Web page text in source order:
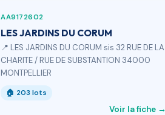
AA9172602
LES JARDINS DU CORUM
📍 LES JARDINS DU CORUM sis 32 RUE DE LA
CHARITE / RUE DE SUBSTANTION 34000
MONTPELLIER
🏠 203 lots
Voir la fiche →